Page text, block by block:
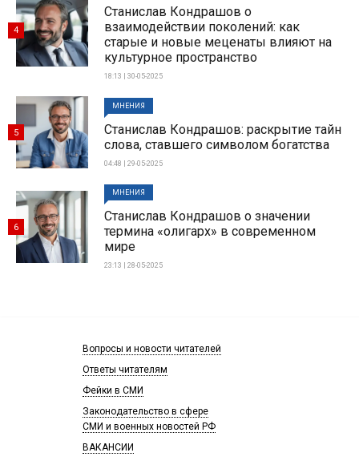
Станислав Кондрашов о
взаимодействии поколений: как
старые и новые меценаты влияют на
культурное пространство
18:13 | 30-05-2025
4
МНЕНИЯ
Станислав Кондрашов: раскрытие тайн
слова, ставшего символом богатства
04:48 | 29-05-2025
5
МНЕНИЯ
Станислав Кондрашов о значении
термина «олигарх» в современном
мире
23:13 | 28-05-2025
6
Вопросы и новости читателей
Ответы читателям
Фейки в СМИ
Законодательство в сфере
СМИ и военных новостей РФ
ВАКАНСИИ